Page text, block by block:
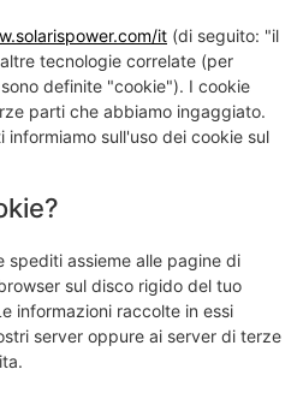
it (di seguito: "il
tecnologie correlate (per
definite "cookie"). I cookie
parti che abbiamo ingaggiato.
sull'uso dei cookie sul
spediti assieme alle pagine di
sul disco rigido del tuo
informazioni raccolte in essi
server oppure ai server di terze